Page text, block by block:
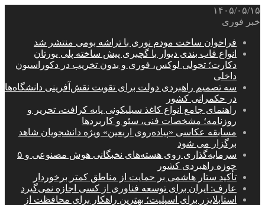
۱۴۰۵/۰۵/۱۵
خبر فوری
فراخوان ساخت مودم نوری با تراشه بومی منتشر شد
انواع قاب بندی دیوار با گچبری پیش ساخته پلی یورتان
دکارت؛ تحولی لوکس، فوری و بدون تخریب در دکوراسیون
داخلی
سه تصمیم راهبردی دولت برای تقویت نقش‌آفرینی دانشگاه‌ها
در حکمرانی کشور
راهنمای جامع انواع کاغذ سیلیکونی پایه کرافت، تحریر و
روزنامه؛ مشخصات فنی، سئو و کاربردها
مسابقه عکاسی «پیاده‌روی اربعین» ویژه دانشجویان شاهد
برگزار می شود
سرمایه‌گذاری روی هسته‌های نخبگانی هوش مصنوعی و ۵
حوزه راهبردی کشور
تأکید ستار هاشمی بر حمایت از مناطق کمتر برخوردار
عارف: ایران برای توسعه فناوری از کسی اجازه نمی‌گیرد
استابلایزر برای اسپلیت؛ بهترین راهکار برای محافظت از